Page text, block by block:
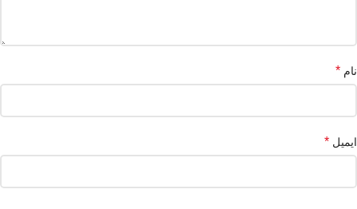
نام *
ایمیل *